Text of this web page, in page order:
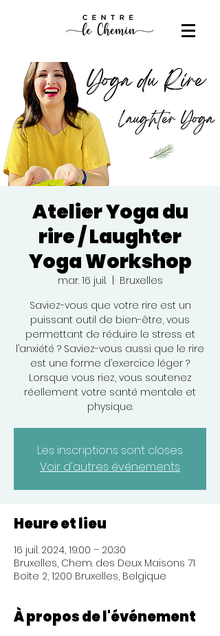
Atelier Yoga du
rire / Laughter
Yoga Workshop
mar. 16 juil.
  |
Bruxelles
Saviez-vous que votre rire est un
puissant outil de bien-être, vous
permettant de réduire le stress et
l’anxiété ? Saviez-vous aussi que le rire
est une forme d’exercice léger ?
Lorsque vous riez, vous soutenez
réellement votre santé mentale et
physique.
Les inscriptions sont closes
Voir d'autres événements
Heure et lieu
16 juil. 2024, 19:00 – 20:30
Bruxelles, Chem. des Deux Maisons 71
Boite 2, 1200 Bruxelles, Belgique
À propos de l'événement